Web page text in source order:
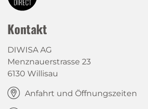
Kontakt
DIWISA AG
Menznauerstrasse 23
6130 Willisau
Anfahrt und Öffnungszeiten